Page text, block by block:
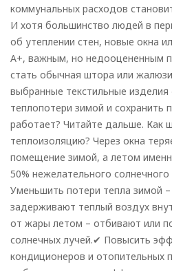
коммунальных расходов
И хотя большинство людей в
об утеплении стен, новые окна
А+, важным, но недооцененным
стать обычная штора или
выбранные текстильные
теплопотери зимой и сохранить
работает? Читайте дальше. Как
теплоизоляцию? Через окна
помещение зимой, а летом
50% нежелательного
Уменьшить потери тепла зимой
задерживают теплый воздух
от жары летом – отбивают или
солнечных лучей.✔ Повысить
кондиционеров и отопительных